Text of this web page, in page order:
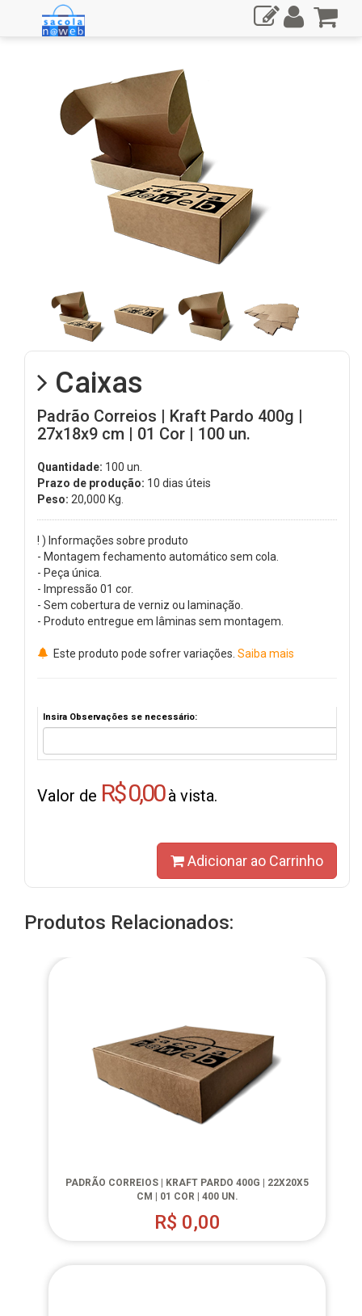
Caixas
Padrão Correios | Kraft Pardo 400g |
27x18x9 cm | 01 Cor | 100 un.
Quantidade: 100 un.
Prazo de produção: 10 dias úteis
Peso: 20,000 Kg.
! ) Informações sobre produto
- Montagem fechamento automático sem cola.
- Peça única.
- Impressão 01 cor.
- Sem cobertura de verniz ou laminação.
- Produto entregue em lâminas sem montagem.
Este produto pode sofrer variações. Saiba mais
Insira Observações se necessário:
Valor de R$ 0,00à vista.
Adicionar ao Carrinho
Produtos Relacionados:
PADRÃO CORREIOS | KRAFT PARDO 400G | 22X20X5
CM | 01 COR | 400 UN.
R$ 0,00